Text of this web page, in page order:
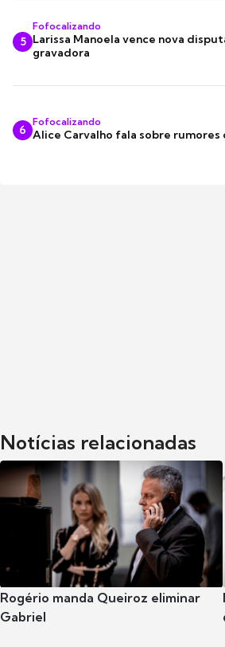
5
Fofocalizando
Larissa Manoela vence nova
gravadora
6
Fofocalizando
Alice Carvalho fala sobre
Notícias relacionadas
Rogério manda Queiroz eliminar
Gabriel